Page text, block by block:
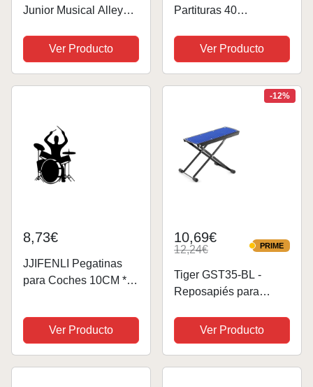
Junior Musical Alley
de bombo, taburete y
baquetas - Azul
Ver Producto
Partituras 40
Desplegable Cuando
se Juega Instrumento 6
Páginas,Carpeta de
Música A4 para...
Ver Producto
8,73€
JJIFENLI Pegatinas
para Coches 10CM *
Tocar Instrumento
Decoración Vinilo
Coche Pegatina
Ver Producto
-12%
10,69€
12,24€ PRIME
PRIME
Tiger GST35-BL -
Reposapiés para
Ver Producto